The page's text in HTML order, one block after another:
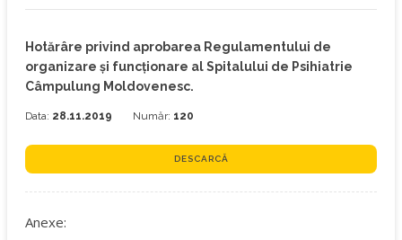
Hotărâre privind aprobarea Regulamentului de
organizare și funcționare al Spitalului de Psihiatrie
Câmpulung Moldovenesc.
Data: 28.11.2019 Număr: 120
DESCARCĂ
Anexe: